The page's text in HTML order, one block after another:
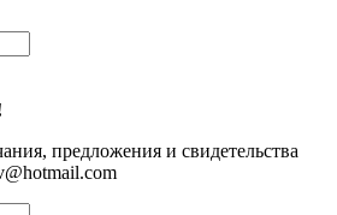
предложения и свидетельства